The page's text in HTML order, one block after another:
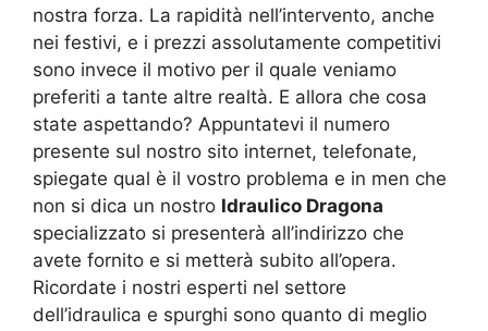
nostra forza. La rapidità nell’intervento, anche
nei festivi, e i prezzi assolutamente competitivi
sono invece il motivo per il quale veniamo
preferiti a tante altre realtà. E allora che cosa
state aspettando? Appuntatevi il numero
presente sul nostro sito internet, telefonate,
spiegate qual è il vostro problema e in men che
non si dica un nostro Idraulico Dragona
specializzato si presenterà all’indirizzo che
avete fornito e si metterà subito all’opera.
Ricordate i nostri esperti nel settore
dell’idraulica e spurghi sono quanto di meglio